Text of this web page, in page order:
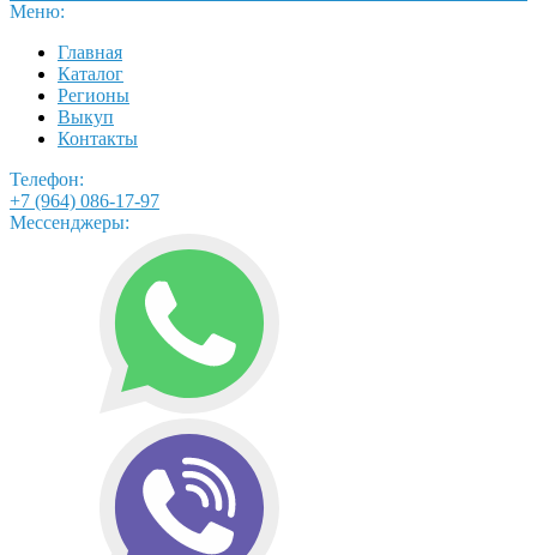
Меню:
Главная
Каталог
Регионы
Выкуп
Контакты
Телефон:
+7 (964) 086-17-97
Мессенджеры: